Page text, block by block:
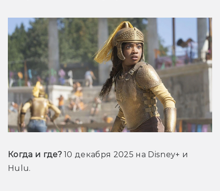
Когда и где? 10 декабря 2025 на Disney+ и
Hulu.